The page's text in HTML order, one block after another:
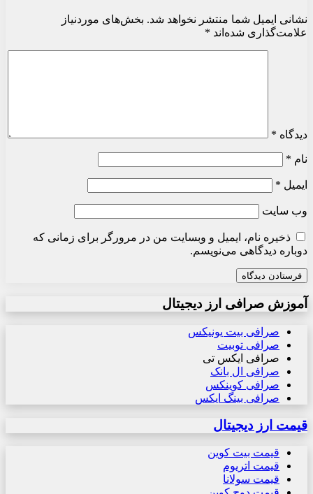
نشانی ایمیل شما منتشر نخواهد شد. بخش‌های موردنیاز
علامت‌گذاری شده‌اند *
دیدگاه *
نام *
ایمیل *
وب‌ سایت
ذخیره نام، ایمیل و وبسایت من در مرورگر برای زمانی که
دوباره دیدگاهی می‌نویسم.
آموزش صرافی ارز دیجیتال
صرافی بیت یونیکس
صرافی توبیت
صرافی ایکس تی
صرافی ال بانک
صرافی کوینکس
صرافی بینگ ایکس
قیمت ارز دیجیتال
قیمت بیت کوین
قیمت اتریوم
قیمت سولانا